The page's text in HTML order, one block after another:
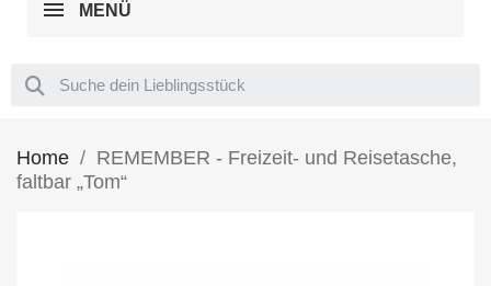
MENÜ
Home
REMEMBER - Freizeit- und Reisetasche,
faltbar „Tom“